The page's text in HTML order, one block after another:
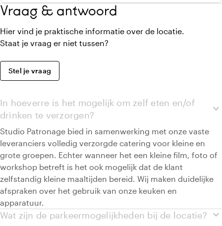
Vraag & antwoord
Hier vind je praktische informatie over de locatie.
Staat je vraag er niet tussen?
Stel je vraag
expand_more
In hoeverre is het mogelijk om zelf eten en/of
drinken te verzorgen?
Studio Patronage bied in samenwerking met onze vaste
leveranciers volledig verzorgde catering voor kleine en
grote groepen. Echter wanneer het een kleine film, foto of
workshop betreft is het ook mogelijk dat de klant
zelfstandig kleine maaltijden bereid. Wij maken duidelijke
afspraken over het gebruik van onze keuken en
apparatuur.
expand_more
Wat zijn de parkeermogelijkheden bij de locatie?